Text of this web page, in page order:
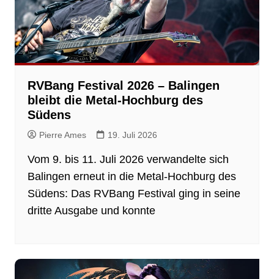
RVBang Festival 2026 – Balingen
bleibt die Metal-Hochburg des
Südens
Pierre Ames 19. Juli 2026
Vom 9. bis 11. Juli 2026 verwandelte sich
Balingen erneut in die Metal-Hochburg des
Südens: Das RVBang Festival ging in seine
dritte Ausgabe und konnte